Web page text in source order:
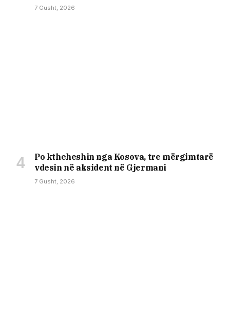
7 Gusht, 2026
Po ktheheshin nga Kosova, tre mërgimtarë
vdesin në aksident në Gjermani
7 Gusht, 2026